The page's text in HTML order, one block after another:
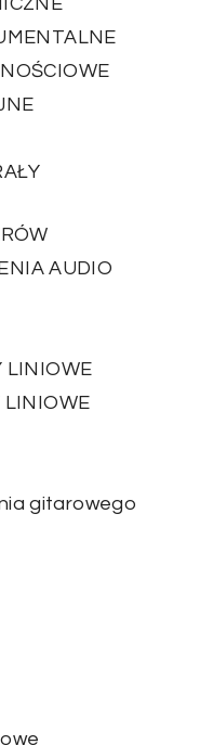
AUDIO
LINIOWE
LINIOWE
gitarowego